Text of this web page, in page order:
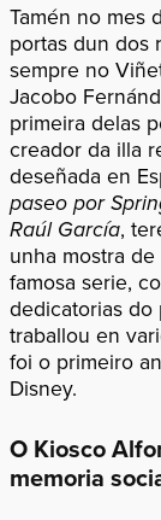
Tamén no mes
portas dun dos
sempre no
Jacobo
primeira delas
creador da illa
deseñada en
paseo por
Raúl García,
unha mostra
famosa serie,
dedicatorias
traballou en
foi o primeiro
Disney.
O Kiosco
memoria